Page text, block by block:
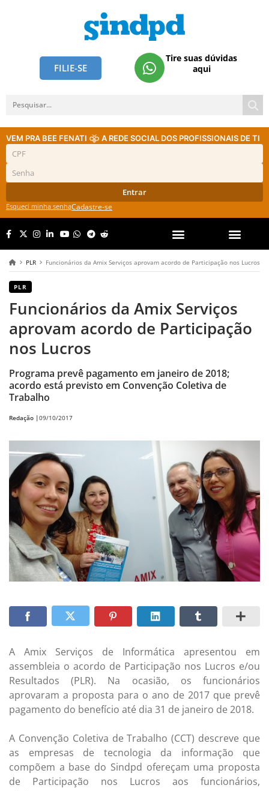
FILIE-SE
Tire suas dúvidas
aqui
VEM PRA BEE FENATI A REDE SOCIAL DOS PROFISSIONAIS DE TI
Entrar
Esqueci minha senhaCadastre-se
PLR Funcionários da Amix Serviços aprovam acordo de Participação nos Lucros
PLR
Funcionários da Amix Serviços
aprovam acordo de Participação
nos Lucros
Programa prevê pagamento em janeiro de 2018;
acordo está previsto em Convenção Coletiva de
Trabalho
Redação |09/10/2017
A Amix Serviços de Informática apresentou em
assembleia o acordo de Participação nos Lucros e/ou
Resultados (PLR). Na ocasião, os funcionários
aprovaram a proposta para o ano de 2017 que prevê
pagamento do benefício até dia 31 de janeiro de 2018.
A Convenção Coletiva de Trabalho (CCT) descreve que
as empresas de tecnologia da informação que
compõem a base do Sindpd ofereçam uma proposta
de Participação nos Lucros aos funcionários,